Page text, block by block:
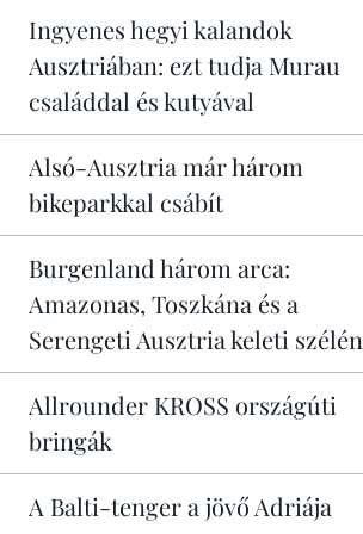
Ingyenes hegyi kalandok
Ausztriában: ezt tudja Murau
családdal és kutyával
Alsó-Ausztria már három
bikeparkkal csábít
Burgenland három arca:
Amazonas, Toszkána és a
Serengeti Ausztria keleti szélén
Allrounder KROSS országúti
bringák
A Balti-tenger a jövő Adriája